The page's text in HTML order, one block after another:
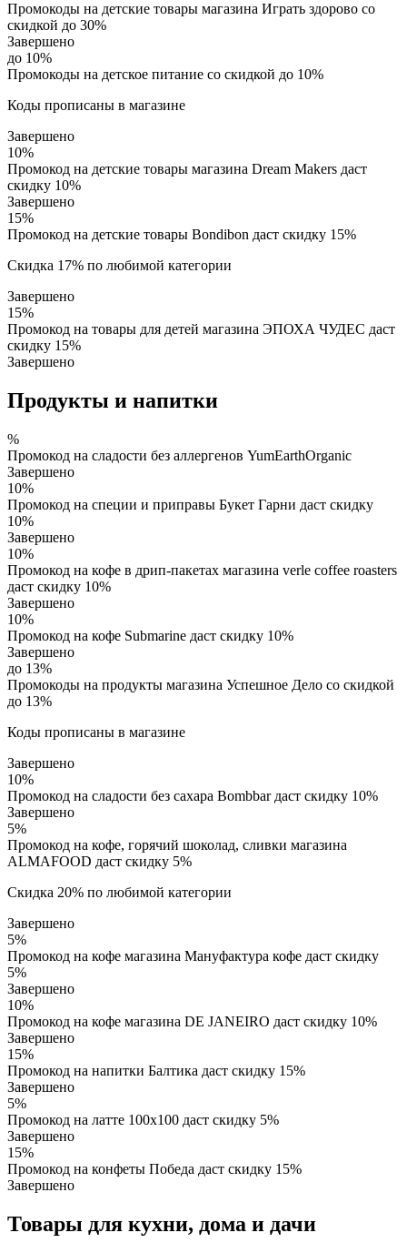
Промокоды на детские товары магазина Играть здорово со
скидкой до 30%
Завершено
до 10%
Промокоды на детское питание со скидкой до 10%
Коды прописаны в магазине
Завершено
10%
Промокод на детские товары магазина Dream Makers даст
скидку 10%
Завершено
15%
Промокод на детские товары Bondibon даст скидку 15%
Скидка 17% по любимой категории
Завершено
15%
Промокод на товары для детей магазина ЭПОХА ЧУДЕС даст
скидку 15%
Завершено
Продукты и напитки
%
Промокод на сладости без аллергенов YumEarthOrganic
Завершено
10%
Промокод на специи и приправы Букет Гарни даст скидку
10%
Завершено
10%
Промокод на кофе в дрип-пакетах магазина verle coffee roasters
даст скидку 10%
Завершено
10%
Промокод на кофе Submarine даст скидку 10%
Завершено
до 13%
Промокоды на продукты магазина Успешное Дело со скидкой
до 13%
Коды прописаны в магазине
Завершено
10%
Промокод на сладости без сахара Bombbar даст скидку 10%
Завершено
5%
Промокод на кофе, горячий шоколад, сливки магазина
ALMAFOOD даст скидку 5%
Скидка 20% по любимой категории
Завершено
5%
Промокод на кофе магазина Мaнуфактура кофе даст скидку
5%
Завершено
10%
Промокод на кофе магазина DE JANEIRO даст скидку 10%
Завершено
15%
Промокод на напитки Балтика даст скидку 15%
Завершено
5%
Промокод на латте 100х100 даст скидку 5%
Завершено
15%
Промокод на конфеты Победа даст скидку 15%
Завершено
Товары для кухни, дома и дачи